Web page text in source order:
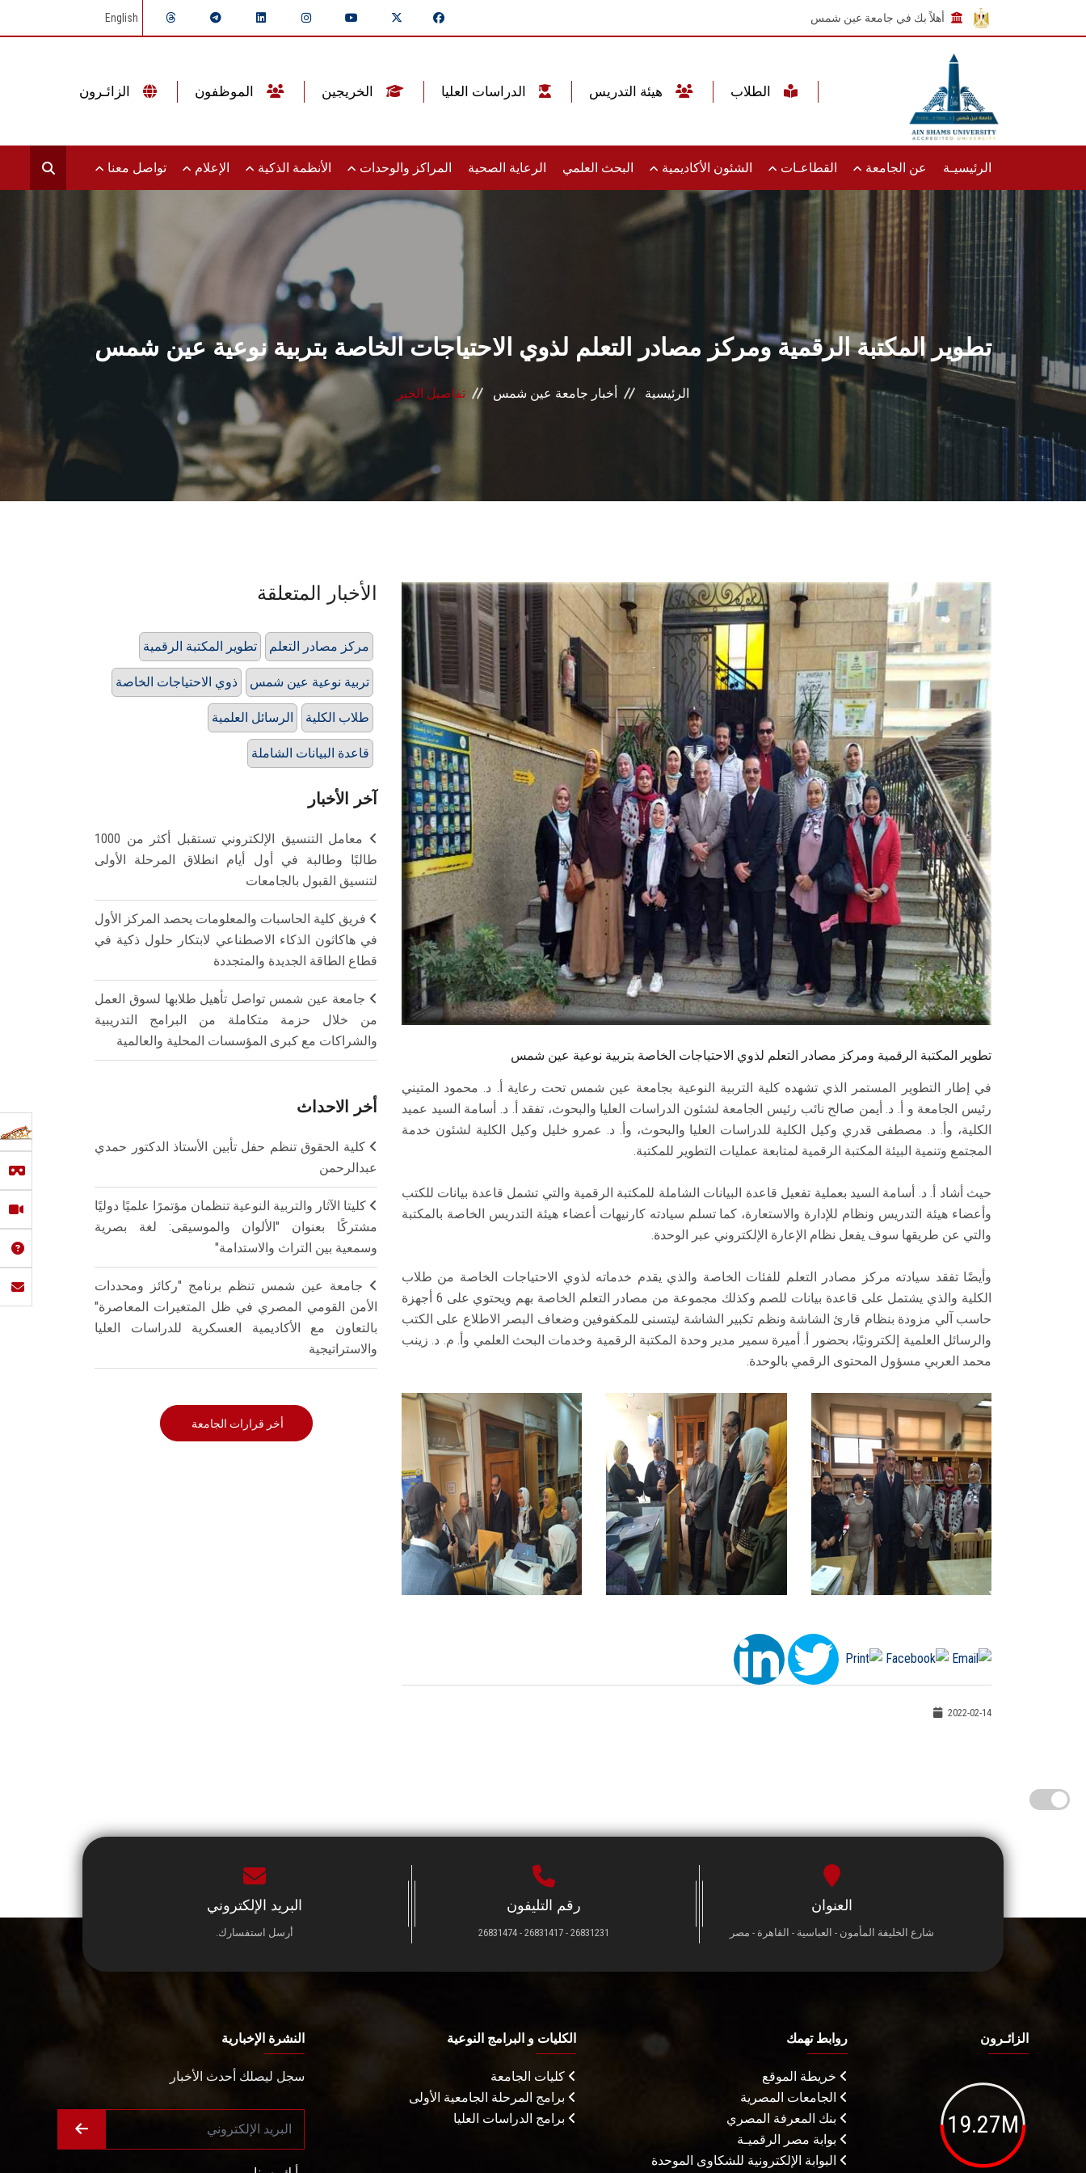
أهلاً بك في جامعة عين شمس English
الرئيسيـة عن الجامعة القطاعـات الشئون الأكاديمية البحث العلمي الرعاية الصحية المراكز والوحدات الأنظمة الذكية الإعلام تواصل معنا
تطوير المكتبة الرقمية ومركز مصادر التعلم لذوي الاحتياجات الخاصة بتربية نوعية عين شمس
الرئيسية أخبار جامعة عين شمس تفاصيل الخبر
تطوير المكتبة الرقمية ومركز مصادر التعلم لذوي الاحتياجات الخاصة بتربية نوعية عين شمس
في إطار التطوير المستمر الذي تشهده كلية التربية النوعية بجامعة عين شمس تحت رعاية أ. د. محمود المتيني
رئيس الجامعة و أ. د. أيمن صالح نائب رئيس الجامعة لشئون الدراسات العليا والبحوث، تفقد أ. د. أسامة السيد عميد
الكلية، وأ. د. مصطفى قدري وكيل الكلية للدراسات العليا والبحوث، وأ. د. عمرو خليل وكيل الكلية لشئون خدمة
المجتمع وتنمية البيئة المكتبة الرقمية لمتابعة عمليات التطوير للمكتبة.
حيث أشاد أ. د. أسامة السيد بعملية تفعيل قاعدة البيانات الشاملة للمكتبة الرقمية والتي تشمل قاعدة بيانات للكتب
وأعضاء هيئة التدريس ونظام للإدارة والاستعارة، كما تسلم سيادته كارنيهات أعضاء هيئة التدريس الخاصة بالمكتبة
والتي عن طريقها سوف يفعل نظام الإعارة الإلكتروني عبر الوحدة.
وأيضًا تفقد سيادته مركز مصادر التعلم للفئات الخاصة والذي يقدم خدماته لذوي الاحتياجات الخاصة من طلاب
الكلية والذي يشتمل على قاعدة بيانات للصم وكذلك مجموعة من مصادر التعلم الخاصة بهم ويحتوي على 6 أجهزة
حاسب آلي مزودة بنظام قارئ الشاشة ونظم تكبير الشاشة ليتسنى للمكفوفين وضعاف البصر الاطلاع على الكتب
والرسائل العلمية إلكترونيًا، بحضور أ. أميرة سمير مدير وحدة المكتبة الرقمية وخدمات البحث العلمي وأ. م. د. زينب
محمد العربي مسؤول المحتوى الرقمي بالوحدة.
2022-02-14
الأخبار المتعلقة
تطوير المكتبة الرقمية مركز مصادر التعلم
ذوي الاحتياجات الخاصة تربية نوعية عين شمس
الرسائل العلمية طلاب الكلية
قاعدة البيانات الشاملة
آخر الأخبار
معامل التنسيق الإلكتروني تستقبل أكثر من 1000
طالبًا وطالبة في أول أيام انطلاق المرحلة الأولى
لتنسيق القبول بالجامعات
فريق كلية الحاسبات والمعلومات يحصد المركز الأول
في هاكاثون الذكاء الاصطناعي لابتكار حلول ذكية في
قطاع الطاقة الجديدة والمتجددة
جامعة عين شمس تواصل تأهيل طلابها لسوق العمل
من خلال حزمة متكاملة من البرامج التدريبية
والشراكات مع كبرى المؤسسات المحلية والعالمية
أخر الاحداث
كلية الحقوق تنظم حفل تأبين الأستاذ الدكتور حمدي
عبدالرحمن
كليتا الآثار والتربية النوعية تنظمان مؤتمرًا علميًا دوليًا
مشتركًا بعنوان "الألوان والموسيقى: لغة بصرية
وسمعية بين التراث والاستدامة"
جامعة عين شمس تنظم برنامج "ركائز ومحددات
الأمن القومي المصري في ظل المتغيرات المعاصرة"
بالتعاون مع الأكاديمية العسكرية للدراسات العليا
والاستراتيجية
أخر قرارات الجامعة
العنوان
شارع الخليفة المأمون - العباسية - القاهرة - مصر
رقم التليفون
26831231 - 26831417 - 26831474
البريد الإلكتروني
أرسل استفسارك.
الزائـرون
19.27M
روابط تهمك
خريطة الموقع
الجامعات المصرية
بنك المعرفة المصري
بوابة مصر الرقميـة
البوابة الإلكترونية للشكاوى الموحدة
الكليات و البرامج النوعية
كليات الجامعة
برامج المرحلة الجامعية الأولى
برامج الدراسات العليا
النشرة الإخبارية
سجل ليصلك أحدث الأخبار